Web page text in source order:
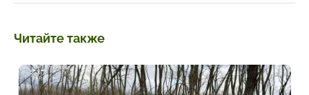
Читайте также